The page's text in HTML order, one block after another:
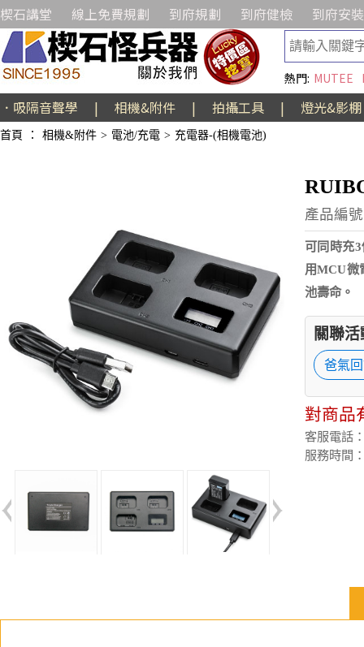
楔石講堂 線上免費規劃 到府規劃 到府健檢 到府安裝
熱門: MUTEE
．吸隔音聲學 | 相機&附件 | 拍攝工具 | 燈光&影棚
首頁 ： 相機&附件 > 電池/充電 > 充電器-(相機電池)
產品編
可同時充
用MCU微
池壽命。
關聯
爸氣
對商品
客服電話
服務時間